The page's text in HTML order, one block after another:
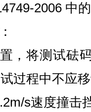
2006 中
，将测试砝
过程中不应
s速度撞击